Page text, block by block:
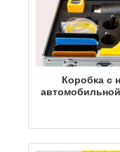
Коробка с
цвета,
пленка,